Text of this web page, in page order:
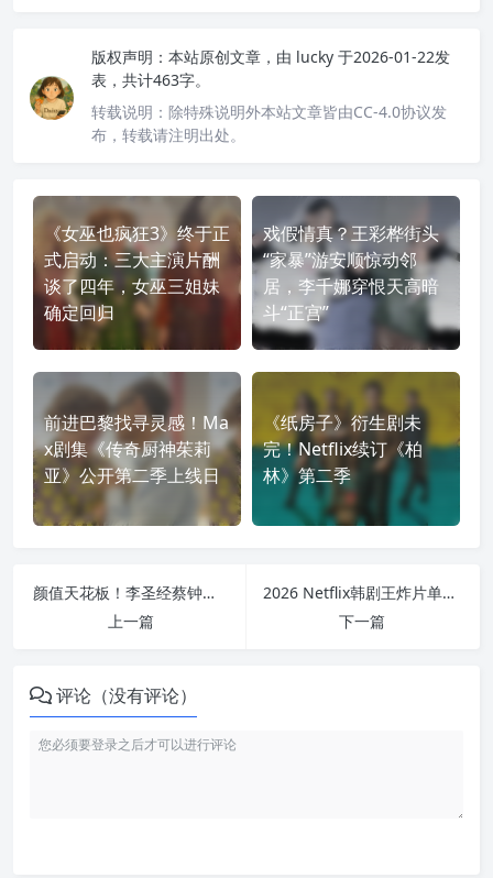
版权声明： 本站原创文章，由 lucky 于2026-01-22发
表，共计463字。
转载说明： 除特殊说明外本站文章皆由CC-4.0协议发
布，转载请注明出处。
《女巫也疯狂3》终于正
式启动：三大主演片酬
谈了四年，女巫三姐妹
确定回归
戏假情真？王彩桦街头
“家暴”游安顺惊动邻
居，李千娜穿恨天高暗
斗“正宫”
前进巴黎找寻灵感！Ma
x剧集《传奇厨神茱莉
亚》公开第二季上线日
《纸房子》衍生剧未
完！Netflix续订《柏
林》第二季
颜值天花板！李圣经蔡钟协新剧《在你灿烂的季节》官宣，高冷女神能否被“犬系男”融化？
上一篇
2026 Netflix韩剧王炸片单：孙艺真、池昌旭《丑闻》破格回归，孔刘、宋慧乔顶级神仙CP集结！
下一篇
评论（没有评论）